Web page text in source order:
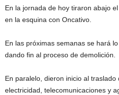
En la jornada de hoy tiraron abajo
en la esquina con Oncativo.
En las próximas semanas se hará
dando fin al proceso de demolición.
En paralelo, dieron inicio al traslado
electricidad, telecomunicaciones y